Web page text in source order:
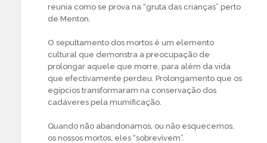
reunia como se prova na “gruta das crianças” perto
de Menton.
O sepultamento dos mortos é um elemento
cultural que demonstra a preocupação de
prolongar aquele que morre, para além da vida
que efectivamente perdeu. Prolongamento que os
egípcios transformaram na conservação dos
cadáveres pela mumificação.
Quando não abandonamos, ou não esquecemos,
os nossos mortos, eles “sobrevivem”.